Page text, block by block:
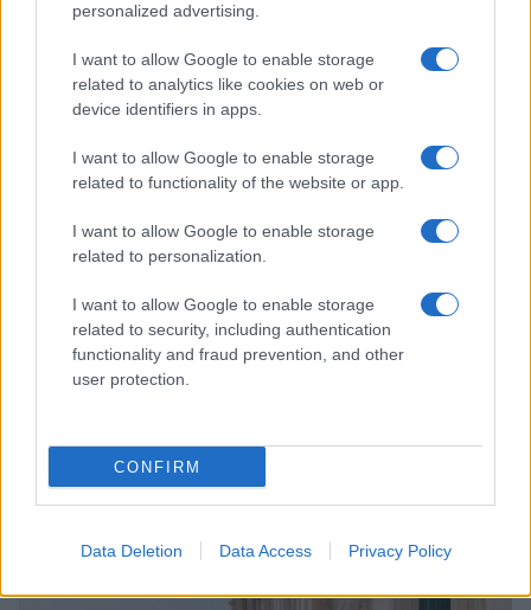
personalized advertising.
I want to allow Google to enable storage
related to analytics like cookies on web or
device identifiers in apps.
I want to allow Google to enable storage
related to functionality of the website or app.
I want to allow Google to enable storage
related to personalization.
I want to allow Google to enable storage
related to security, including authentication
functionality and fraud prevention, and other
user protection.
CONFIRM
Data Deletion Data Access Privacy Policy
LIFESTYLE
Guida step-by-step per un’immagine pubblica
credibile e glam